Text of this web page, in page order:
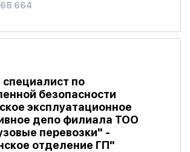
664
по
безопасности
эксплуатационное
депо филиала ТОО
перевозки" -
отделение ГП"